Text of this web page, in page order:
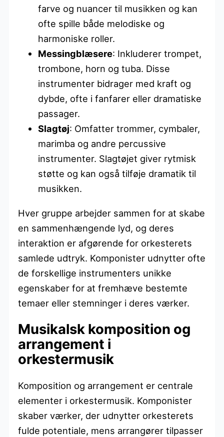
farve og nuancer til musikken og kan
ofte spille både melodiske og
harmoniske roller.
Messingblæsere: Inkluderer trompet,
trombone, horn og tuba. Disse
instrumenter bidrager med kraft og
dybde, ofte i fanfarer eller dramatiske
passager.
Slagtøj: Omfatter trommer, cymbaler,
marimba og andre percussive
instrumenter. Slagtøjet giver rytmisk
støtte og kan også tilføje dramatik til
musikken.
Hver gruppe arbejder sammen for at skabe
en sammenhængende lyd, og deres
interaktion er afgørende for orkesterets
samlede udtryk. Komponister udnytter ofte
de forskellige instrumenters unikke
egenskaber for at fremhæve bestemte
temaer eller stemninger i deres værker.
Musikalsk komposition og
arrangement i
orkestermusik
Komposition og arrangement er centrale
elementer i orkestermusik. Komponister
skaber værker, der udnytter orkesterets
fulde potentiale, mens arrangører tilpasser